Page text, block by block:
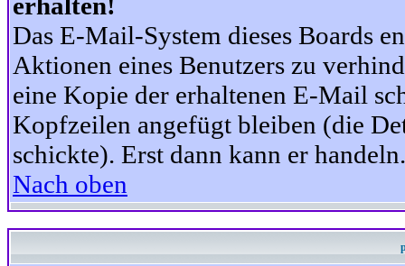
Das E-Mail-System dieses Boards
Aktionen eines Benutzers zu
eine Kopie der erhaltenen E-Mail
Kopfzeilen angefügt bleiben (die
schickte). Erst dann kann er handeln.
Nach oben